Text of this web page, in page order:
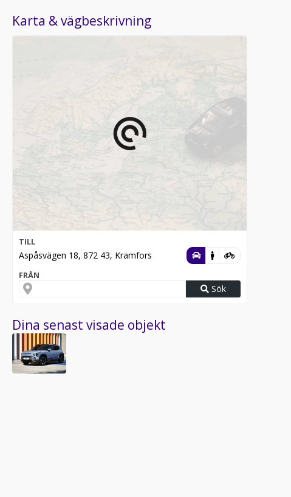
Karta & vägbeskrivning
TILL
Aspåsvägen 18, 872 43, Kramfors
FRÅN
Sök
Dina senast visade objekt